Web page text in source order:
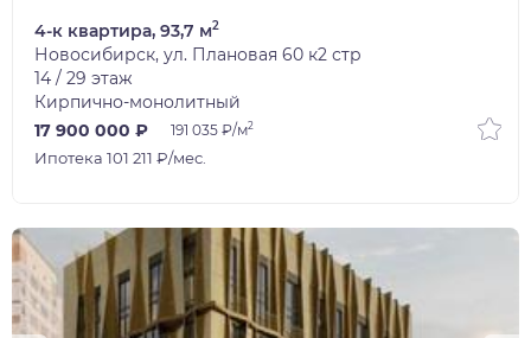
4-к квартира, 93,7 м2
Новосибирск, ул. Плановая 60 к2 стр
14 / 29 этаж
Кирпично-монолитный
17 900 000 ₽
191 035 ₽/м2
Ипотека 101 211 ₽/мес.